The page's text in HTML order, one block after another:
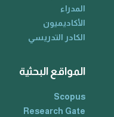
المدراء
الأكاديميون
الكادر التدريسي
المواقع البحثية
Scopus
Research Gate